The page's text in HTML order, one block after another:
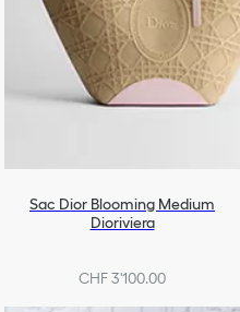
Sac Dior Blooming Medium
Dioriviera
CHF 3'100.00